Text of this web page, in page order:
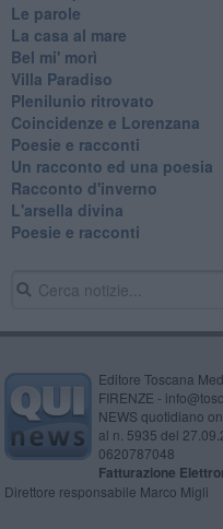
Le parole
La casa al mare
Bel mi' morì
Villa Paradiso
Plenilunio ritrovato
Coincidenze e Lorenzana
Poesie e racconti
Un racconto ed una poesia
Racconto d'inverno
​L'arsella divina
Poesie e racconti
Editore Toscana
FIRENZE -
NEWS quotidiano
al n. 5935 del
0620787048
Fatturazione
Direttore responsabile Marco Migli